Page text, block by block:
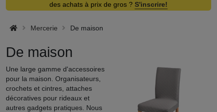
des achats à prix de gros ? S'inscrire!
Mercerie De maison
De maison
Une large gamme d'accessoires
pour la maison. Organisateurs,
crochets et cintres, attaches
décoratives pour rideaux et
autres gadgets pratiques. Nous